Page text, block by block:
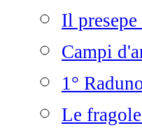
Il
Campi
1°
Le